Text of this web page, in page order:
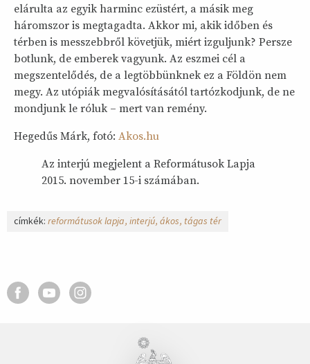
elárulta az egyik harminc ezüstért, a másik meg
háromszor is megtagadta. Akkor mi, akik időben és
térben is messzebbről követjük, miért izguljunk? Persze
botlunk, de emberek vagyunk. Az eszmei cél a
megszentelődés, de a legtöbbünknek ez a Földön nem
megy. Az utópiák megvalósításától tartózkodjunk, de ne
mondjunk le róluk – mert van remény.
Hegedűs Márk, fotó: Akos.hu
Az interjú megjelent a Reformátusok Lapja
2015. november 15-i számában.
címkék: reformátusok lapja interjú ákos tágas tér